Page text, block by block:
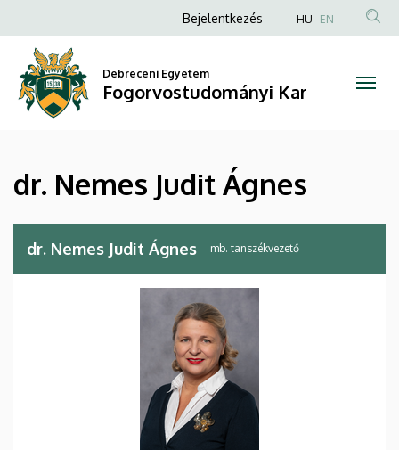
Nemes
Judit
Ágnes
Fogorvostudományi
Kar
a
tartalomra
Anonim
fiók
menüje
Bejelentkezés HU EN
Debreceni Egyetem
Fogorvostudományi Kar
dr. Nemes Judit Ágnes
dr. Nemes Judit Ágnes mb. tanszékvezető